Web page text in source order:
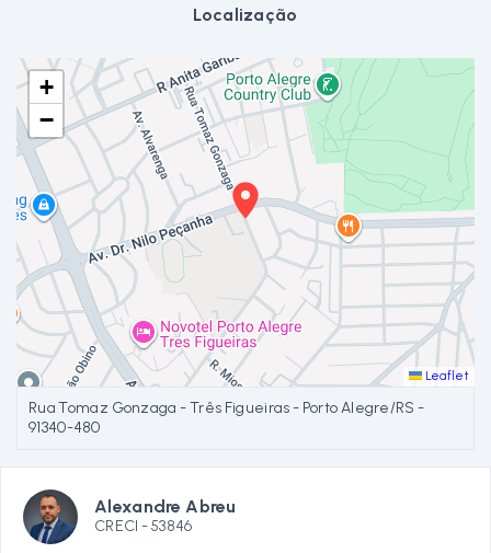
Localização
+
−
Leaflet
Rua Tomaz Gonzaga - Três Figueiras - Porto Alegre/RS -
91340-480
Alexandre Abreu
CRECI -53846